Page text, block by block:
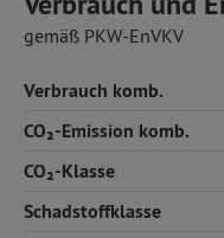
gemäß PKW-EnVKV
Verbrauch komb.
CO₂-Emission komb.
CO₂-Klasse
Schadstoffklasse